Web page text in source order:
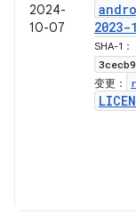
2024-
10-07
2023-
SHA-1：
变更：